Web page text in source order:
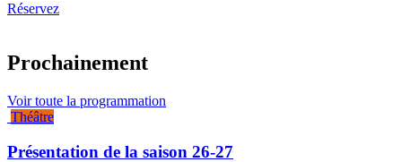
Réservez
Prochainement
Voir toute la programmation
Théâtre
Présentation de la saison 26-27